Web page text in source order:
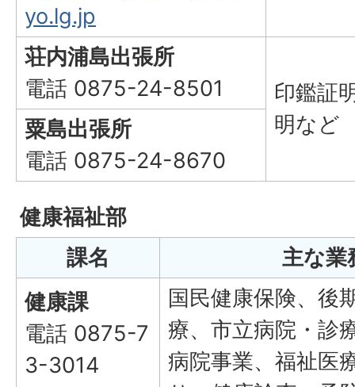
yo.lg.jp
荘内浦島出張所
電話 0875-24-8501
印鑑証
明など
粟島出張所
電話 0875-24-8670
健康福祉部
課名
主な業
健康課
電話 0875-7
3-3014
国民健康保険、後
療、市立病院・診
病院事業、福祉医